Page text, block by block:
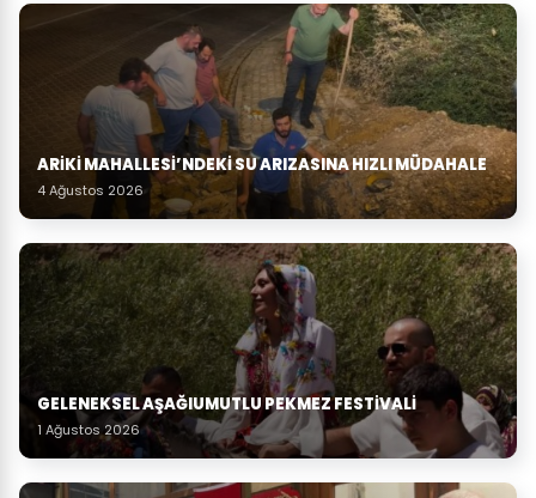
ARIKI MAHALLESI’NDEKI SU ARIZASINA HIZLI MÜDAHALE
4 Ağustos 2026
GELENEKSEL AŞAĞIUMUTLU PEKMEZ FESTIVALI
1 Ağustos 2026